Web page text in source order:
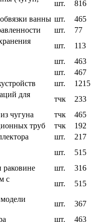
шт.
816
ванны шт.
465
шт.
77
шт.
113
шт.
463
шт.
467
шт.
1215
для
тчк
233
чугуна
тчк
465
труб
тчк
192
шт.
217
шт.
515
раковине
шт.
316
с
шт.
515
шт.
367
шт.
463